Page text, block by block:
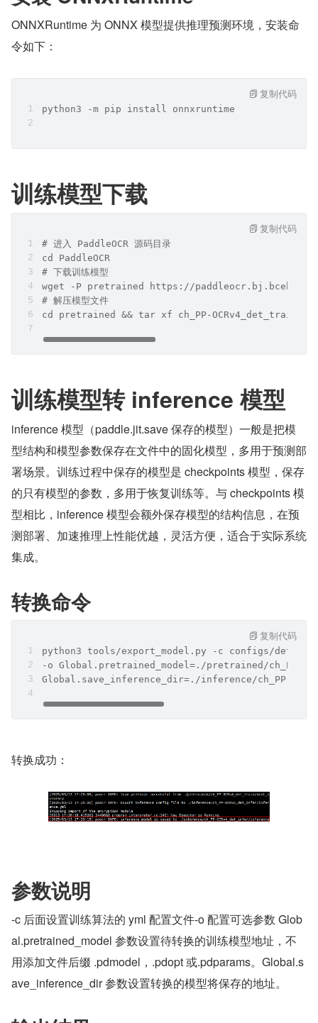
ONNXRuntime 为 ONNX 模型提供推理预测环境，安装命
令如下：
python3 -m pip install onnxruntime
复制代码
训练模型下载
# 进入 PaddleOCR 源码目录
cd PaddleOCR
# 下载训练模型
wget -P pretrained https://
# 解压模型文件
cd pretrained && tar xf ch_PP-
复制代码
训练模型转 inference 模型
inference 模型（paddle.jit.save 保存的模型）一般是把模
型结构和模型参数保存在文件中的固化模型，多用于预测部
署场景。训练过程中保存的模型是 checkpoints 模型，保存
的只有模型的参数，多用于恢复训练等。与 checkpoints 模
型相比，inference 模型会额外保存模型的结构信息，在预
测部署、加速推理上性能优越，灵活方便，适合于实际系统
集成。
转换命令
python3 tools/export_model.py -c configs/det/
-o Global.pretrained_model=./pretrained/ch_PP-
Global.save_inference_dir=./inference/ch_PP-
复制代码
转换成功：
参数说明
-c 后面设置训练算法的 yml 配置文件-o 配置可选参数 Glob
al.pretrained_model 参数设置待转换的训练模型地址，不
用添加文件后缀 .pdmodel，.pdopt 或.pdparams。Global.s
ave_inference_dir 参数设置转换的模型将保存的地址。